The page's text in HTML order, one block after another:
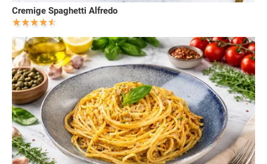
Cremige Spaghetti Alfredo